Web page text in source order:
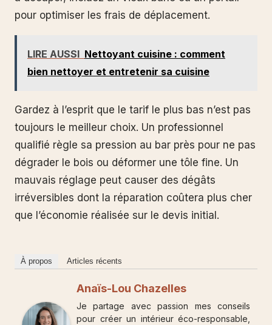
pour optimiser les frais de déplacement.
LIRE AUSSI Nettoyant cuisine : comment
bien nettoyer et entretenir sa cuisine
Gardez à l’esprit que le tarif le plus bas n’est pas
toujours le meilleur choix. Un professionnel
qualifié règle sa pression au bar près pour ne pas
dégrader le bois ou déformer une tôle fine. Un
mauvais réglage peut causer des dégâts
irréversibles dont la réparation coûtera plus cher
que l’économie réalisée sur le devis initial.
À propos Articles récents
Anaïs-Lou Chazelles
Je partage avec passion mes conseils
pour créer un intérieur éco-responsable,